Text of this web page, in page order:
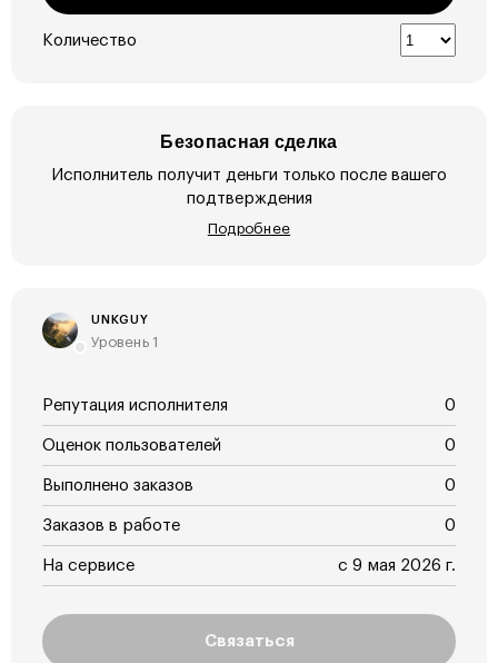
Количество
Безопасная сделка
Исполнитель получит деньги только после вашего
подтверждения
Подробнее
UNKGUY
Уровень 1
Репутация исполнителя 0
Оценок пользователей 0
Выполнено заказов 0
Заказов в работе 0
На сервисе с 9 мая 2026 г.
Связаться